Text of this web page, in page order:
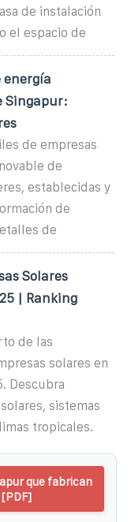
de instalación
el espacio de
energía
Singapur:
de empresas
de
establecidas y
de
de
Solares
| Ranking
de las
solares en
Descubra
sistemas
tropicales.
que fabrican